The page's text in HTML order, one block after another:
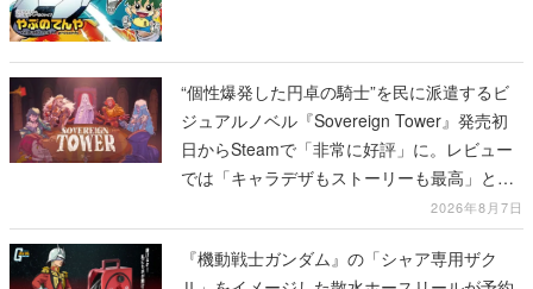
“個性爆発した円卓の騎士”を民に派遣するビ
ジュアルノベル『Sovereign Tower』発売初
日からSteamで「非常に好評」に。レビュー
では「キャラデザもストーリーも最高」と称
2026年8月7日
『機動戦士ガンダム』の「シャア専用ザク